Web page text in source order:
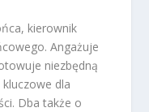
kierownik
Angażuje
niezbędną
dla
Dba także o